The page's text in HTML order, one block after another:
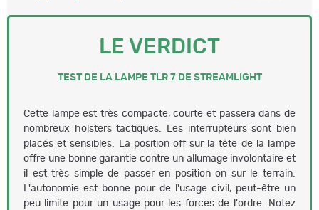
LE VERDICT
TEST DE LA LAMPE TLR 7 DE STREAMLIGHT
Cette lampe est très compacte, courte et passera dans de
nombreux holsters tactiques. Les interrupteurs sont bien
placés et sensibles. La position off sur la tête de la lampe
offre une bonne garantie contre un allumage involontaire et
il est très simple de passer en position on sur le terrain.
L'autonomie est bonne pour de l'usage civil, peut-être un
peu limite pour un usage pour les forces de l'ordre. Notez